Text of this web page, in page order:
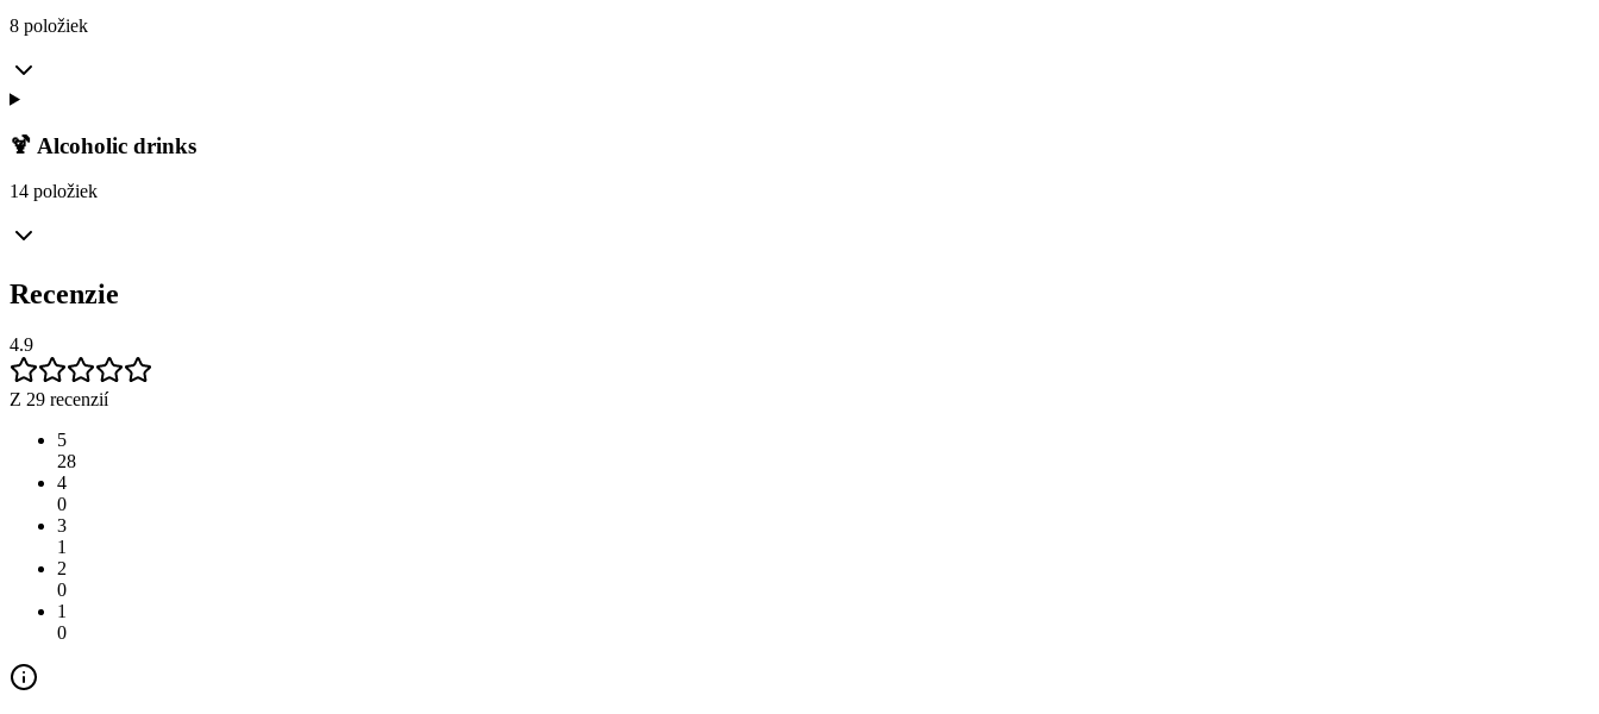
8 položiek
🍹 Alcoholic drinks
14 položiek
Recenzie
4.9
Z 29 recenzií
5
28
4
0
3
1
2
0
1
0